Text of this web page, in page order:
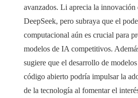
avanzados. Li aprecia la innovación
DeepSeek, pero subraya que el
computacional aún es crucial para
modelos de IA competitivos.
sugiere que el desarrollo de
código abierto podría impulsar la
de la tecnología al fomentar el